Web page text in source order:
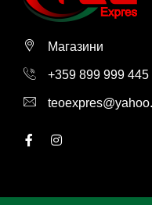
Магазини
+359 899 999 445